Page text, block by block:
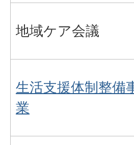
地域ケア会議
生活支援体制整備
業